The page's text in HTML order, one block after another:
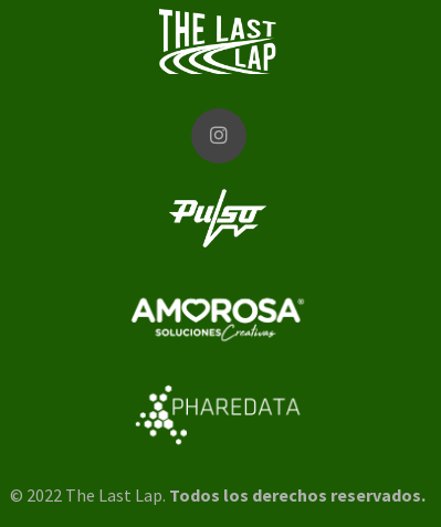
© 2022 The Last Lap. Todos los derechos reservados.